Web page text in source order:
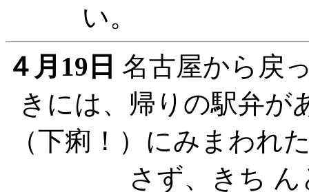
４月19日 名古屋から戻
きには、帰りの駅弁が
（下痢！）にみまわれ
さず、きち